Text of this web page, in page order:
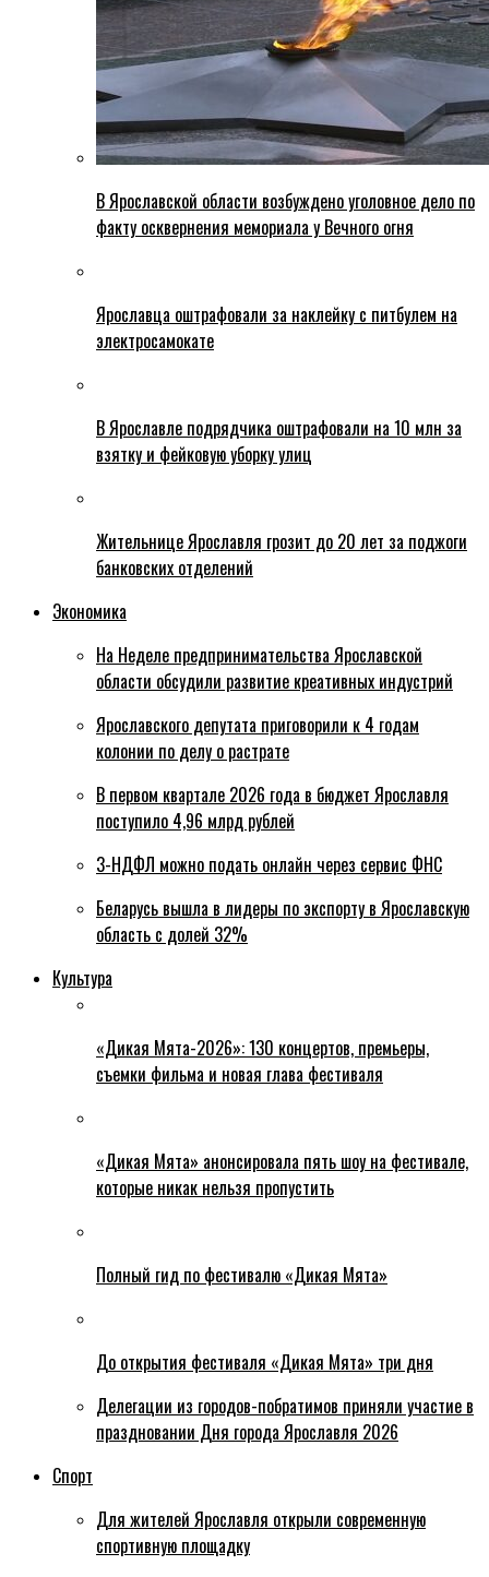
В Ярославской области возбуждено уголовное дело по
факту осквернения мемориала у Вечного огня
Ярославца оштрафовали за наклейку с питбулем на
электросамокате
В Ярославле подрядчика оштрафовали на 10 млн за
взятку и фейковую уборку улиц
Жительнице Ярославля грозит до 20 лет за поджоги
банковских отделений
Экономика
На Неделе предпринимательства Ярославской
области обсудили развитие креативных индустрий
Ярославского депутата приговорили к 4 годам
колонии по делу о растрате
В первом квартале 2026 года в бюджет Ярославля
поступило 4,96 млрд рублей
3-НДФЛ можно подать онлайн через сервис ФНС
Беларусь вышла в лидеры по экспорту в Ярославскую
область с долей 32%
Культура
«Дикая Мята-2026»: 130 концертов, премьеры,
съемки фильма и новая глава фестиваля
«Дикая Мята» анонсировала пять шоу на фестивале,
которые никак нельзя пропустить
Полный гид по фестивалю «Дикая Мята»
До открытия фестиваля «Дикая Мята» три дня
Делегации из городов-побратимов приняли участие в
праздновании Дня города Ярославля 2026
Спорт
Для жителей Ярославля открыли современную
спортивную площадку